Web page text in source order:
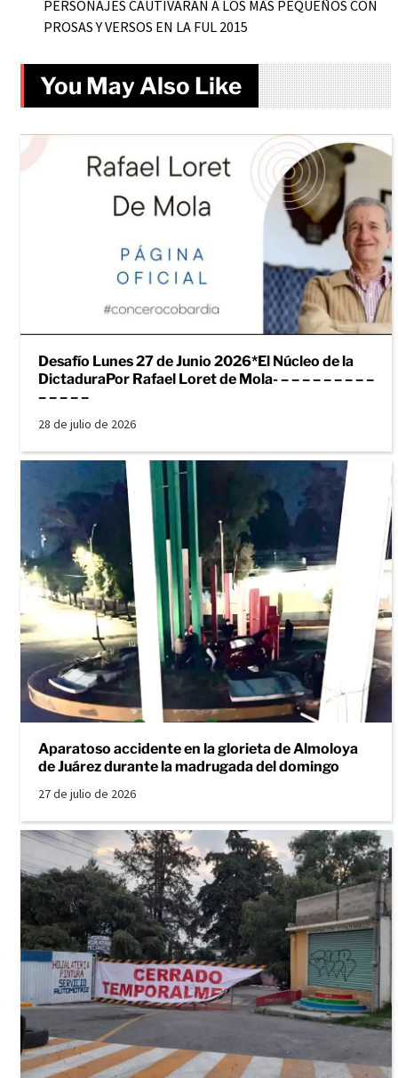
PERSONAJES CAUTIVARÁN A LOS MÁS PEQUEÑOS CON
PROSAS Y VERSOS EN LA FUL 2015
You May Also Like
Desafío Lunes 27 de Junio 2026*El Núcleo de la
DictaduraPor Rafael Loret de Mola- – – – – – – – – –
– – – – –
28 de julio de 2026
Aparatoso accidente en la glorieta de Almoloya
de Juárez durante la madrugada del domingo
27 de julio de 2026